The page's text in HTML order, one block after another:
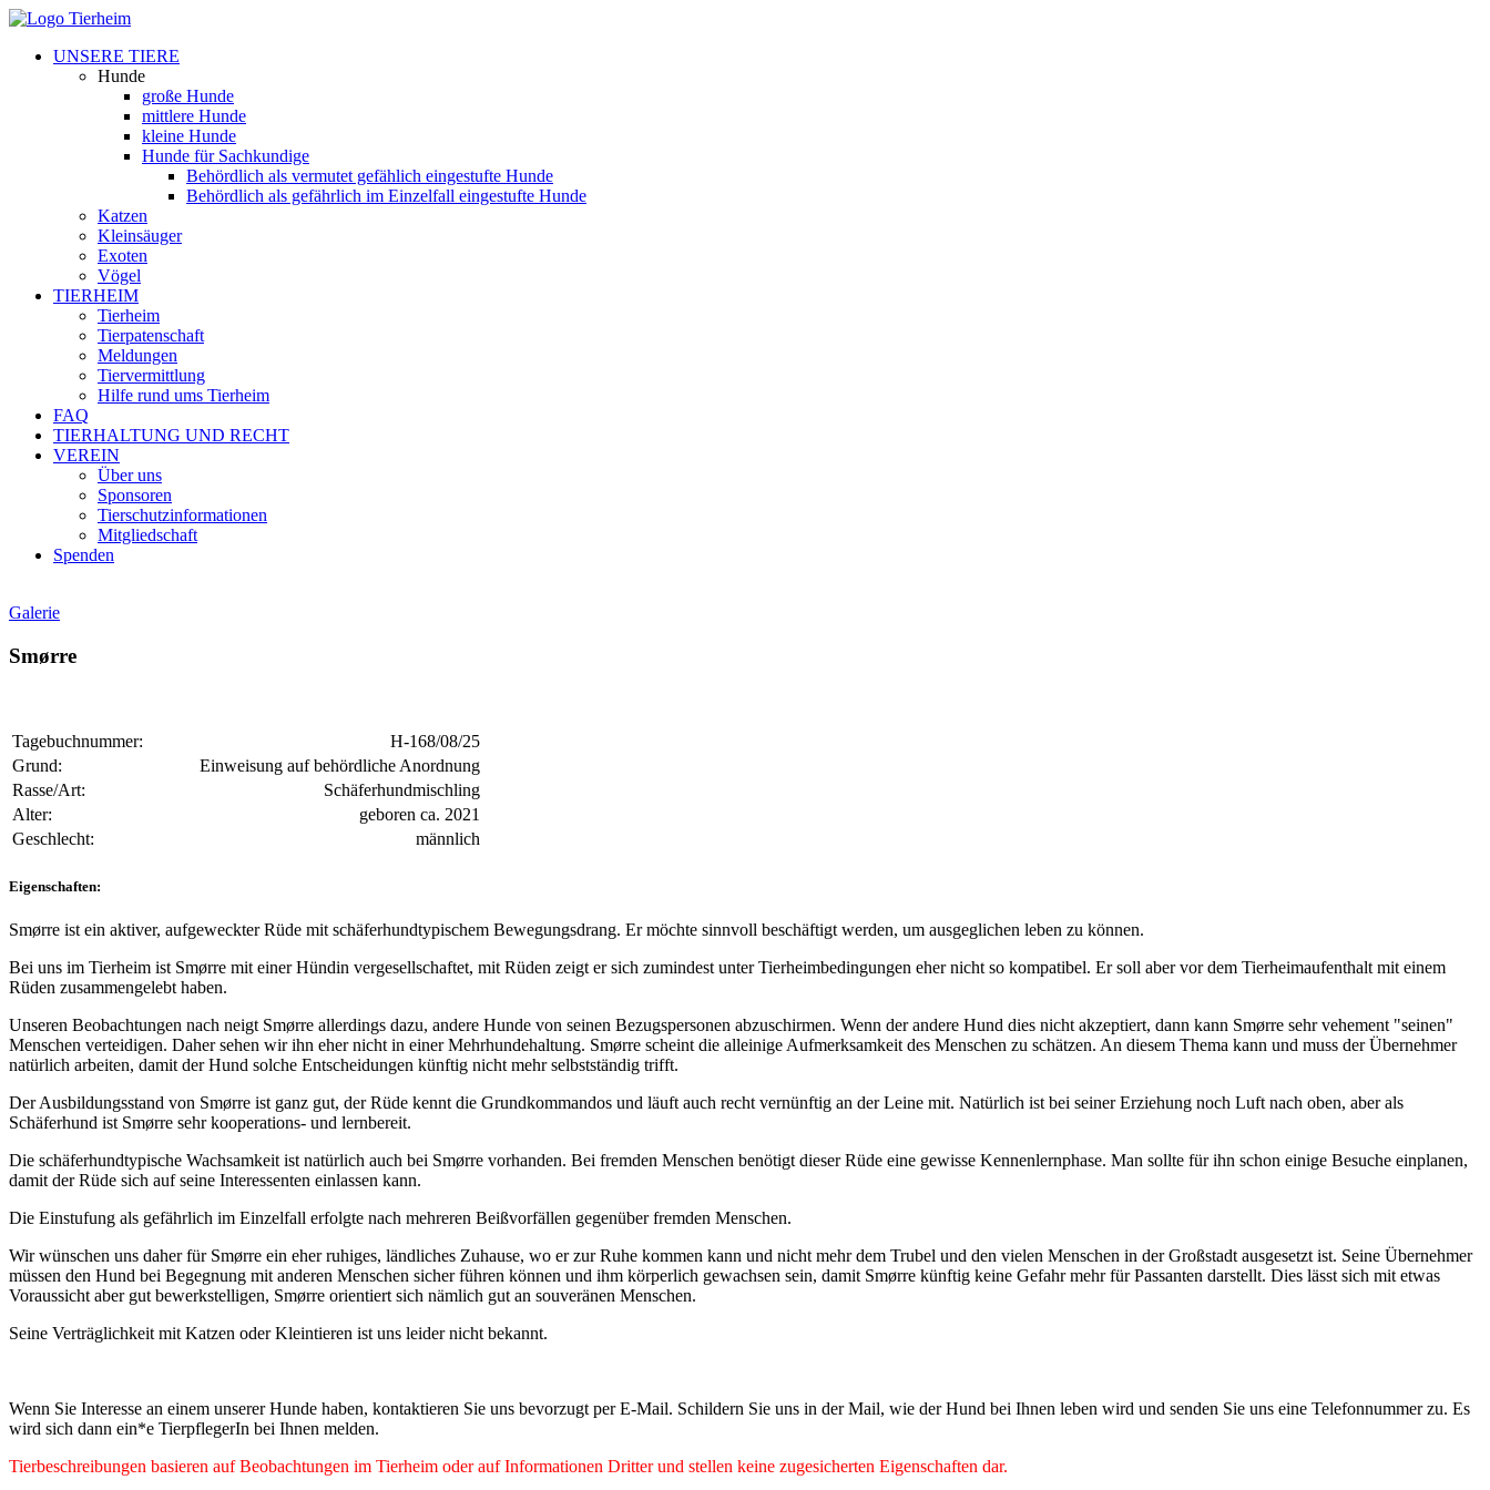
UNSERE TIERE
Hunde
große Hunde
mittlere Hunde
kleine Hunde
Hunde für Sachkundige
Behördlich als vermutet gefählich eingestufte Hunde
Behördlich als gefährlich im Einzelfall eingestufte Hunde
Katzen
Kleinsäuger
Exoten
Vögel
TIERHEIM
Tierheim
Tierpatenschaft
Meldungen
Tiervermittlung
Hilfe rund ums Tierheim
FAQ
TIERHALTUNG UND RECHT
VEREIN
Über uns
Sponsoren
Tierschutzinformationen
Mitgliedschaft
Spenden
Galerie
Smørre
Tagebuchnummer:
H-168/08/25
Grund:
Einweisung auf behördliche Anordnung
Rasse/Art:
Schäferhundmischling
Alter:
geboren ca. 2021
Geschlecht:
männlich
Eigenschaften:
Smørre ist ein aktiver, aufgeweckter Rüde mit schäferhundtypischem Bewegungsdrang. Er möchte sinnvoll beschäftigt werden, um ausgeglichen leben zu können.
Bei uns im Tierheim ist Smørre mit einer Hündin vergesellschaftet, mit Rüden zeigt er sich zumindest unter Tierheimbedingungen eher nicht so kompatibel. Er soll aber vor dem Tierheimaufenthalt mit einem
Rüden zusammengelebt haben.
Unseren Beobachtungen nach neigt Smørre allerdings dazu, andere Hunde von seinen Bezugspersonen abzuschirmen. Wenn der andere Hund dies nicht akzeptiert, dann kann Smørre sehr vehement "seinen"
Menschen verteidigen. Daher sehen wir ihn eher nicht in einer Mehrhundehaltung. Smørre scheint die alleinige Aufmerksamkeit des Menschen zu schätzen. An diesem Thema kann und muss der Übernehmer
natürlich arbeiten, damit der Hund solche Entscheidungen künftig nicht mehr selbstständig trifft.
Der Ausbildungsstand von Smørre ist ganz gut, der Rüde kennt die Grundkommandos und läuft auch recht vernünftig an der Leine mit. Natürlich ist bei seiner Erziehung noch Luft nach oben, aber als
Schäferhund ist Smørre sehr kooperations- und lernbereit.
Die schäferhundtypische Wachsamkeit ist natürlich auch bei Smørre vorhanden. Bei fremden Menschen benötigt dieser Rüde eine gewisse Kennenlernphase. Man sollte für ihn schon einige Besuche einplanen,
damit der Rüde sich auf seine Interessenten einlassen kann.
Die Einstufung als gefährlich im Einzelfall erfolgte nach mehreren Beißvorfällen gegenüber fremden Menschen.
Wir wünschen uns daher für Smørre ein eher ruhiges, ländliches Zuhause, wo er zur Ruhe kommen kann und nicht mehr dem Trubel und den vielen Menschen in der Großstadt ausgesetzt ist. Seine Übernehmer
müssen den Hund bei Begegnung mit anderen Menschen sicher führen können und ihm körperlich gewachsen sein, damit Smørre künftig keine Gefahr mehr für Passanten darstellt. Dies lässt sich mit etwas
Voraussicht aber gut bewerkstelligen, Smørre orientiert sich nämlich gut an souveränen Menschen.
Seine Verträglichkeit mit Katzen oder Kleintieren ist uns leider nicht bekannt.
Wenn Sie Interesse an einem unserer Hunde haben, kontaktieren Sie uns bevorzugt per E-Mail. Schildern Sie uns in der Mail, wie der Hund bei Ihnen leben wird und senden Sie uns eine Telefonnummer zu. Es
wird sich dann ein*e TierpflegerIn bei Ihnen melden.
Tierbeschreibungen basieren auf Beobachtungen im Tierheim oder auf Informationen Dritter und stellen keine zugesicherten Eigenschaften dar.